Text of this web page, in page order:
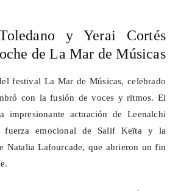
y Yerai Cortés
de La Mar de Músicas
festival La Mar de Músicas, celebrado
con la fusión de voces y ritmos. El
impresionante actuación deLeenalchi
emocional de Salif Keïta y la
Natalia Lafourcade, que abrieron un fin